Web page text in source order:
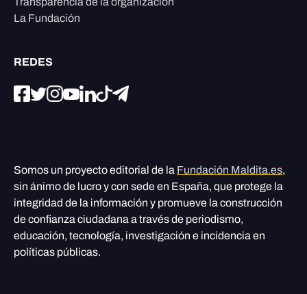
La Fundación
REDES
Somos un proyecto editorial de la Fundación Maldita.es,
sin ánimo de lucro y con sede en España, que protege la
integridad de la información y promueve la construcción
de confianza ciudadana a través de periodismo,
educación, tecnología, investigación e incidencia en
políticas públicas.